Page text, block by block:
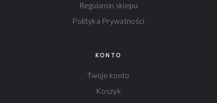
Regulamin sklepu
Polityka Prywatności
KONTO
Twoje konto
Koszyk